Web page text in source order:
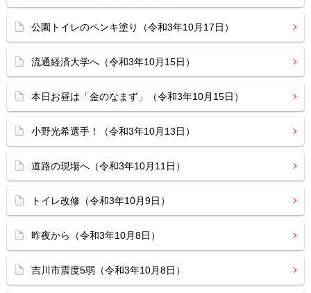
公園トイレのペンキ塗り（令和3年10月17日）
流通経済大学へ（令和3年10月15日）
本日お昼は「金のなまず」（令和3年10月15日）
小野光希選手！（令和3年10月13日）
道路の現場へ（令和3年10月11日）
トイレ改修（令和3年10月9日）
昨夜から（令和3年10月8日）
吉川市震度5弱（令和3年10月8日）